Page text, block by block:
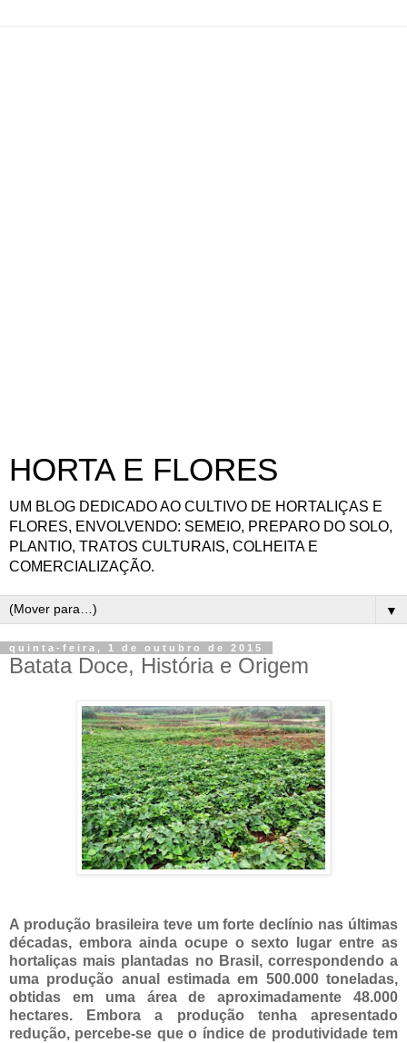
HORTA E FLORES
UM BLOG DEDICADO AO CULTIVO DE HORTALIÇAS E
FLORES, ENVOLVENDO: SEMEIO, PREPARO DO SOLO,
PLANTIO, TRATOS CULTURAIS, COLHEITA E
COMERCIALIZAÇÃO.
▼
quinta-feira, 1 de outubro de 2015
Batata Doce, História e Origem
A produção brasileira teve um forte declínio nas últimas
décadas, embora ainda ocupe o sexto lugar entre as
hortaliças mais plantadas no Brasil, correspondendo a
uma produção anual estimada em 500.000 toneladas,
obtidas em uma área de aproximadamente 48.000
hectares. Embora a produção tenha apresentado
redução, percebe-se que o índice de produtividade tem